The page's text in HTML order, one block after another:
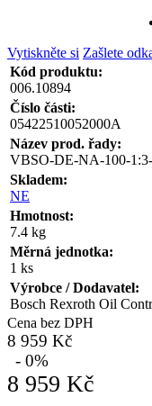
Vytiskněte si Zašlete
Kód produktu:
006.10894
Číslo části:
05422510052000A
Název prod. řady:
VBSO-DE-NA-100-
Skladem:
NE
Hmotnost:
7.4 kg
Měrná jednotka:
1 ks
Výrobce / Dodavatel:
Bosch Rexroth Oil
Cena bez DPH
8 959 Kč
- 0%
8 959 Kč